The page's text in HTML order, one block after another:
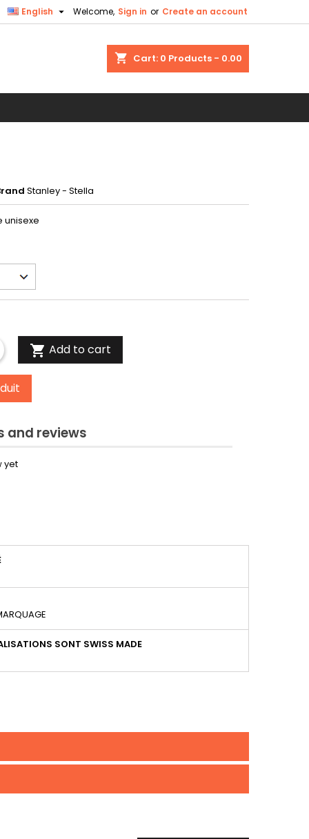
Welcome, Sign in or Create an account
English 
shopping_cart Cart: 0 Products - 0.00
Stanley - Stella
unisexe
 Add to cart
reviews
yet
SONT SWISS MADE